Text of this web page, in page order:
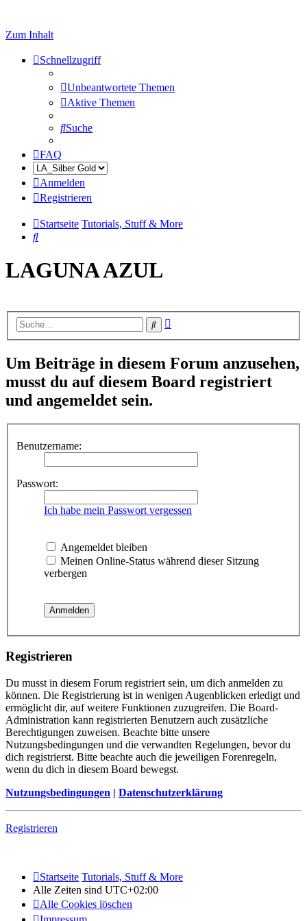
Zum Inhalt
Schnellzugriff
Unbeantwortete Themen
Aktive Themen
Suche
FAQ
Anmelden
Registrieren
Startseite Tutorials, Stuff & More
Suche
LAGUNA AZUL
Suche
Um Beiträge in diesem Forum anzusehen,
musst du auf diesem Board registriert
und angemeldet sein.
Benutzername:
Passwort:
Ich habe mein Passwort vergessen
Angemeldet bleiben
Meinen Online-Status während dieser Sitzung
verbergen
Registrieren
Du musst in diesem Forum registriert sein, um dich anmelden zu
können. Die Registrierung ist in wenigen Augenblicken erledigt und
ermöglicht dir, auf weitere Funktionen zuzugreifen. Die Board-
Administration kann registrierten Benutzern auch zusätzliche
Berechtigungen zuweisen. Beachte bitte unsere
Nutzungsbedingungen und die verwandten Regelungen, bevor du
dich registrierst. Bitte beachte auch die jeweiligen Forenregeln,
wenn du dich in diesem Board bewegst.
Nutzungsbedingungen | Datenschutzerklärung
Registrieren
Startseite Tutorials, Stuff & More
Alle Zeiten sind UTC+02:00
Alle Cookies löschen